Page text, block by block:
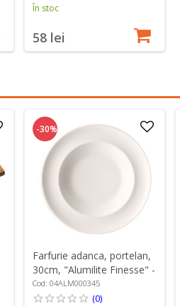
În stoc
58 lei
-30%
Farfurie adanca, portelan,
30cm, "Alumilite Finesse" -
Porland
Cod: 04ALM000345
(0)